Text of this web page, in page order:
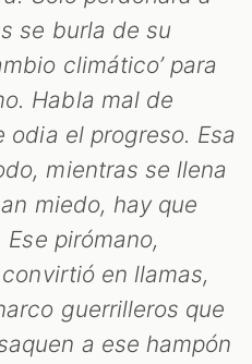
se burla de su
climático’ para
Habla mal de
odia el progreso. Esa
mientras se llena
miedo, hay que
pirómano,
en llamas,
guerrilleros que
a ese hampón